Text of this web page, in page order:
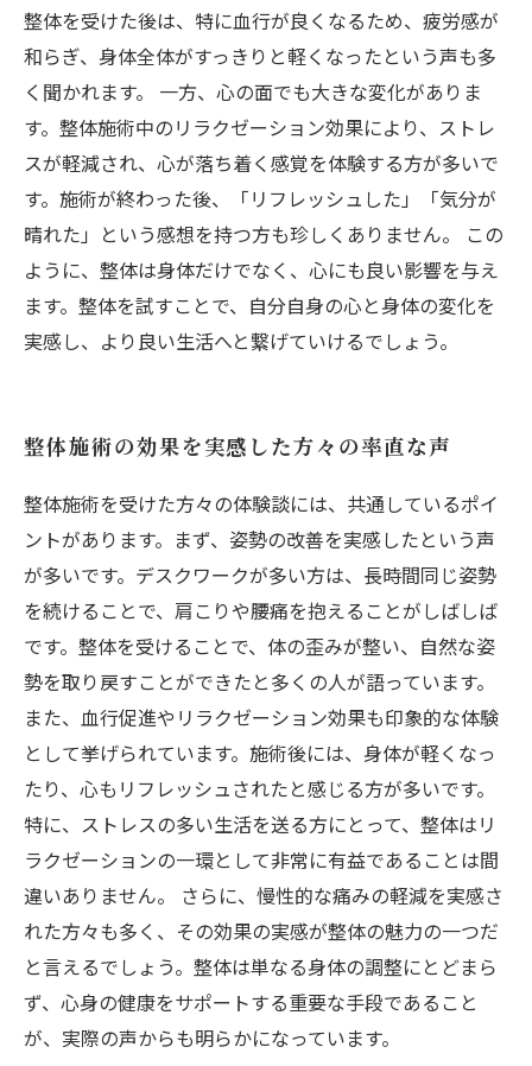
整体を受けた後は、特に血行が良くなるため、疲労感が
和らぎ、身体全体がすっきりと軽くなったという声も多
く聞かれます。 一方、心の面でも大きな変化がありま
す。整体施術中のリラクゼーション効果により、ストレ
スが軽減され、心が落ち着く感覚を体験する方が多いで
す。施術が終わった後、「リフレッシュした」「気分が
晴れた」という感想を持つ方も珍しくありません。 この
ように、整体は身体だけでなく、心にも良い影響を与え
ます。整体を試すことで、自分自身の心と身体の変化を
実感し、より良い生活へと繋げていけるでしょう。
整体施術の効果を実感した方々の率直な声
整体施術を受けた方々の体験談には、共通しているポイ
ントがあります。まず、姿勢の改善を実感したという声
が多いです。デスクワークが多い方は、長時間同じ姿勢
を続けることで、肩こりや腰痛を抱えることがしばしば
です。整体を受けることで、体の歪みが整い、自然な姿
勢を取り戻すことができたと多くの人が語っています。
また、血行促進やリラクゼーション効果も印象的な体験
として挙げられています。施術後には、身体が軽くなっ
たり、心もリフレッシュされたと感じる方が多いです。
特に、ストレスの多い生活を送る方にとって、整体はリ
ラクゼーションの一環として非常に有益であることは間
違いありません。 さらに、慢性的な痛みの軽減を実感さ
れた方々も多く、その効果の実感が整体の魅力の一つだ
と言えるでしょう。整体は単なる身体の調整にとどまら
ず、心身の健康をサポートする重要な手段であること
が、実際の声からも明らかになっています。